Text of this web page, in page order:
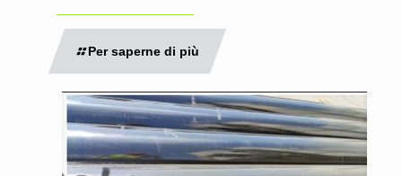
Per saperne di più